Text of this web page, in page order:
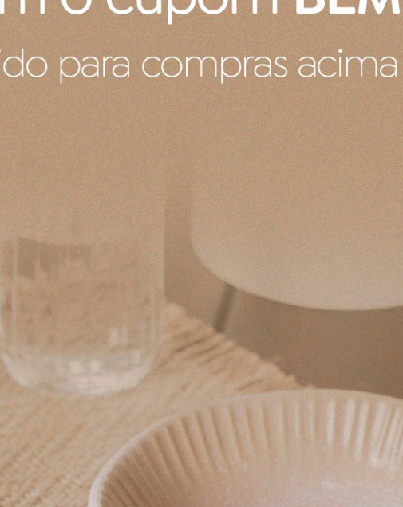
04/08/2026
esse produto.
Produto recebido
de fábrica e também durante a compra não
Ronaldo R.
esse produto.
Adriana R.
03/08/2026
esse produto.
Produto: Pote De Geleia Vermelho Le Creuset